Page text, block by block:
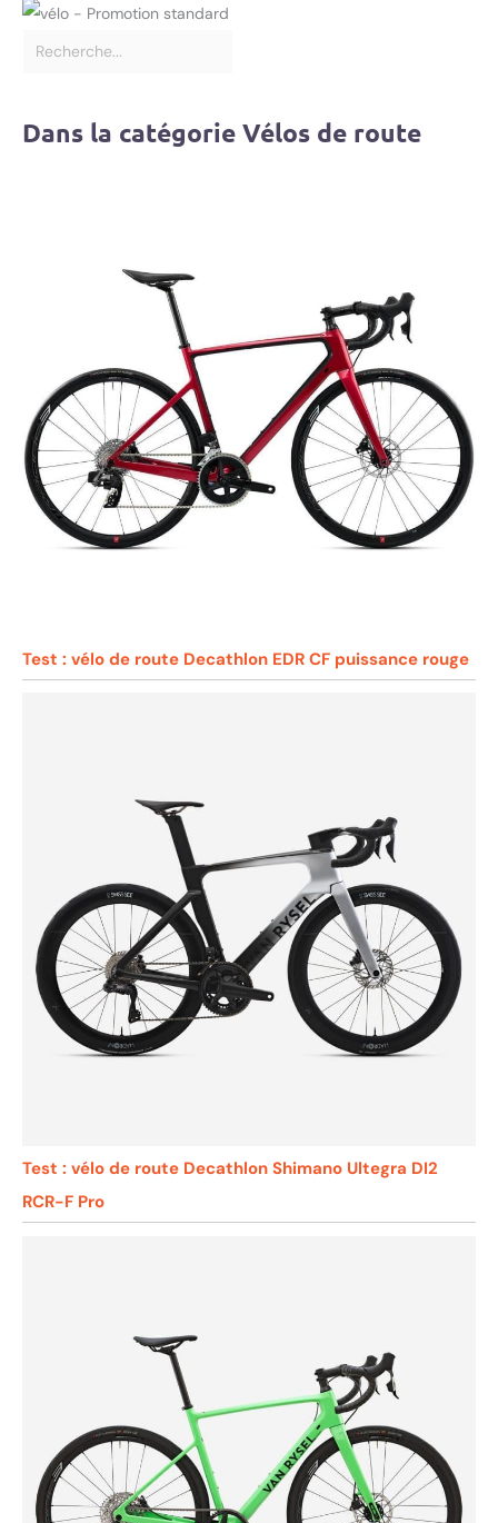
Dans la catégorie Vélos de route
Test : vélo de route Decathlon EDR CF puissance rouge
Test : vélo de route Decathlon Shimano Ultegra DI2
RCR-F Pro